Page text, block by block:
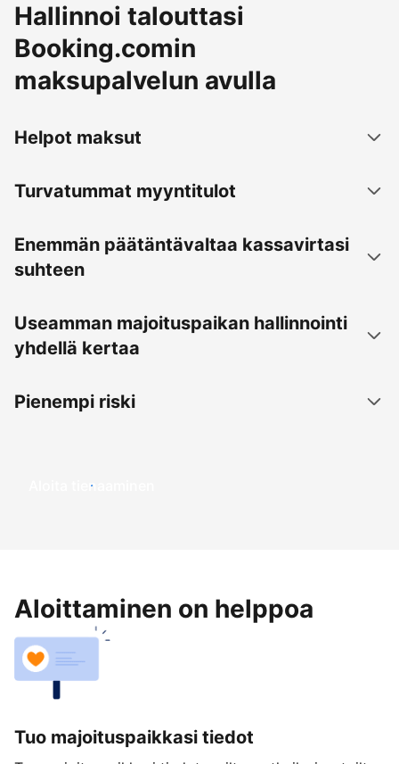
Hallinnoi talouttasi
Booking.comin
maksupalvelun avulla
Helpot maksut
Turvatummat myyntitulot
Enemmän päätäntävaltaa kassavirtasi
suhteen
Useamman majoituspaikan hallinnointi
yhdellä kertaa
Pienempi riski
Aloita tienaaminen
Aloittaminen on helppoa
Tuo majoituspaikkasi tiedot